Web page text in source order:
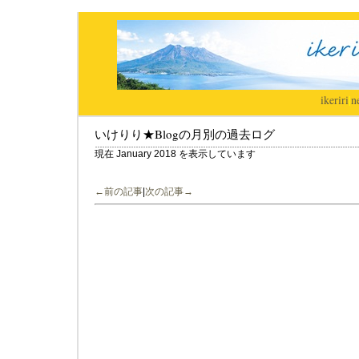
ikeriri|
いけりり★Blogの月別の過去ログ
現在 January 2018 を表示しています
←前の記事 次の記事→